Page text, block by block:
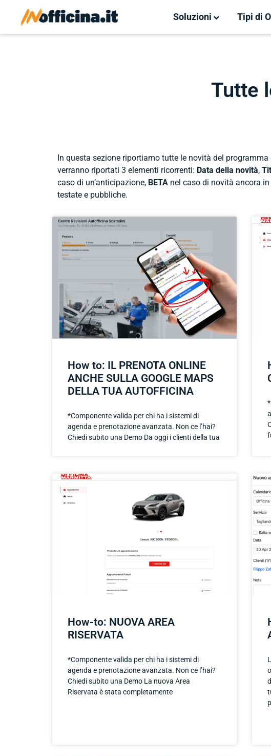
Soluzioni Tipi di
Tutte
In questa sezione riportiamo tutte le novità del
verranno riportati 3 elementi ricorrenti: Data della novità,
caso di un’anticipazione, BETA nel caso di novità ancora
testate e pubbliche.
How to: IL PRENOTA ONLINE
ANCHE SULLA GOOGLE MAPS
DELLA TUA AUTOFFICINA
*Componente valida per chi ha i sistemi di
agenda e prenotazione avanzata. Non ce l’hai?
Chiedi subito una Demo Da oggi i clienti della tua
How-to: NUOVA AREA
RISERVATA
*Componente valida per chi ha i sistemi di
agenda e prenotazione avanzata. Non ce l’hai?
Chiedi subito una Demo La nuova Area
Riservata è stata completamente